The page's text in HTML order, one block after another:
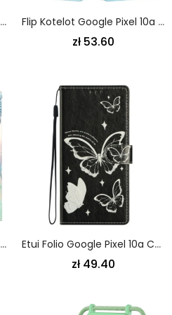
Obudowa Google Pixel 10a Etui Na Telefon Graficzny Motyl Flip Kotelot Google Pixel 10a Ochrona Rfid
zł 53.60
Etui Folio Google Pixel 10a Łapacz Snów Etui Ochronne Etui Folio Google Pixel 10a CZarno-Białe Motyle Etui Ochronne
zł 49.40